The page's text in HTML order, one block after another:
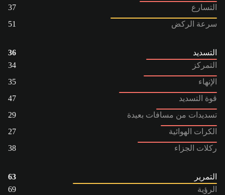
التسارع
37
سرعة الركض
51
التسديد
36
التمركز
34
الإنهاء
35
قوة التسديد
47
تسديدات من مسافات بعيدة
29
الكرات الهوائية
27
ركلات الجزاء
38
التمرير
63
الرؤية
69